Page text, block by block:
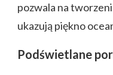
pozwala na
ukazują piękno
Podświetlane